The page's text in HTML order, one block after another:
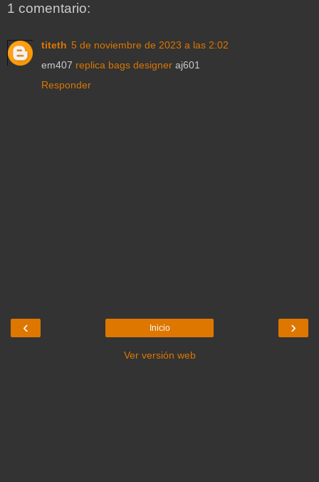
1 comentario:
titeth 5 de noviembre de 2023 a las 2:02
em407 replica bags designer aj601
Responder
‹ ›
Inicio
Ver versión web